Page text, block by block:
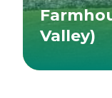
Valley)